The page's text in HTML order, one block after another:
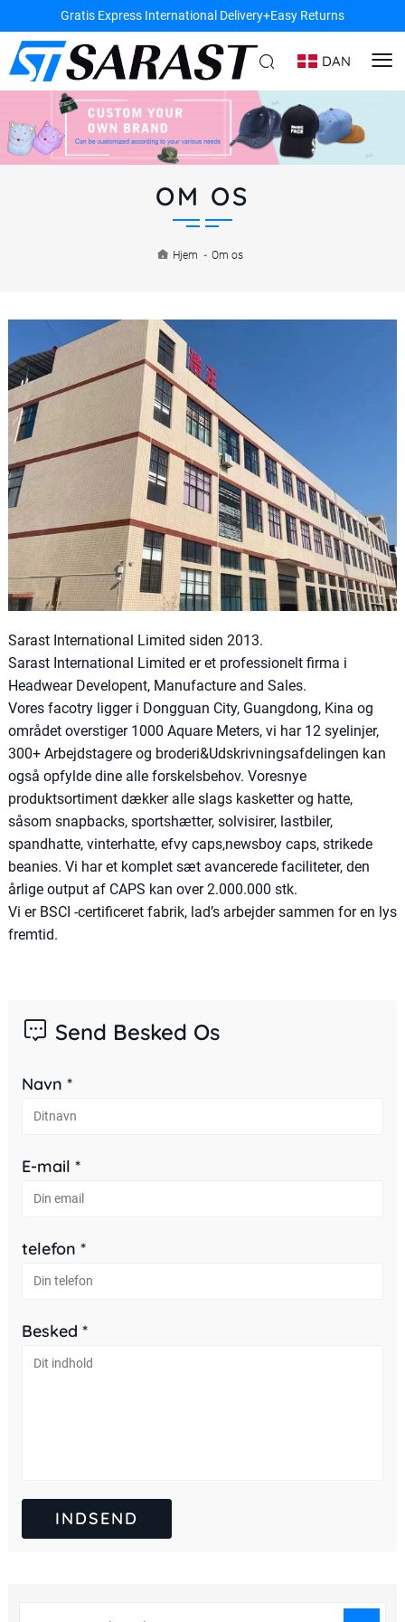
Gratis Express International Delivery+Easy Returns
DAN
OM OS
Hjem - Om os
Sarast International Limited siden 2013.
Sarast International Limited er et professionelt firma i
Headwear Developent, Manufacture and Sales.
Vores facotry ligger i Dongguan City, Guangdong, Kina og
området overstiger 1000 Aquare Meters, vi har 12 syelinjer,
300+ Arbejdstagere og broderi&Udskrivningsafdelingen kan
også opfylde dine alle forskelsbehov. Voresnye
produktsortiment dækker alle slags kasketter og hatte,
såsom snapbacks, sportshætter, solvisirer, lastbiler,
spandhatte, vinterhatte, efvy caps,newsboy caps, strikede
beanies. Vi har et komplet sæt avancerede faciliteter, den
årlige output af CAPS kan over 2.000.000 stk.
Vi er BSCI -certificeret fabrik, lad’s arbejder sammen for en lys
fremtid.
Send Besked Os
Navn *
E-mail *
telefon *
Besked *